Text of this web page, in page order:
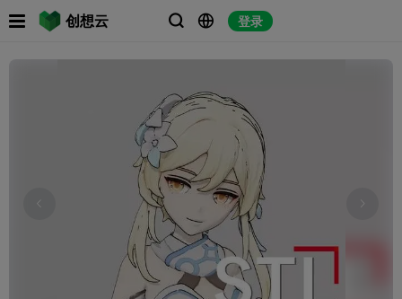
创想云   登录
